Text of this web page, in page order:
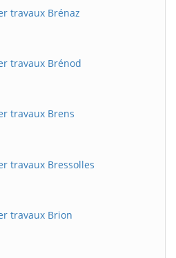
travaux Brénaz
travaux Brénod
travaux Brens
travaux Bressolles
travaux Brion